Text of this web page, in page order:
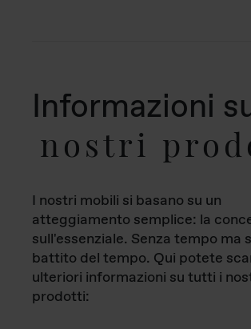
Informazioni
nostri
I nostri mobili si basano su un
atteggiamento semplice: la
sull'essenziale. Senza tempo ma
battito del tempo. Qui potete
ulteriori informazioni su tutti i
prodotti: